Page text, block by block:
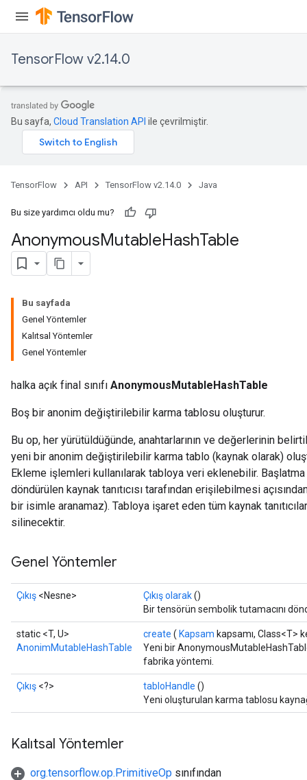
TensorFlow v2.14.0
Bu sayfa, Cloud Translation API ile çevrilmiştir.
TensorFlow API TensorFlow v2.14.0 Java
Bu size yardımcı oldu mu?
AnonymousMutableHashTable
Bu sayfada
Genel Yöntemler
Kalıtsal Yöntemler
Genel Yöntemler
halka açık final sınıfı AnonymousMutableHashTable
Boş bir anonim değiştirilebilir karma tablosu oluşturur.
Bu op, her yürütüldüğünde, anahtarlarının ve değerlerinin
yeni bir anonim değiştirilebilir karma tablo (kaynak olarak)
Ekleme işlemleri kullanılarak tabloya veri eklenebilir.
döndürülen kaynak tanıtıcısı tarafından erişilebilmesi
bir isimle aranamaz). Tabloya işaret eden tüm kaynak
silinecektir.
Genel Yöntemler
Çıkış <Nesne> Çıkış olarak()
Bir tensörün sembolik tutamacını
static <T, U>
AnonimMutableHashTable
create ( Kapsam kapsamı, Class<T>
Yeni bir
fabrika yöntemi.
Çıkış <?> tabloHandle ()
Yeni oluşturulan karma tablosu
Kalıtsal Yöntemler
org.tensorflow.op.PrimitiveOp sınıfından